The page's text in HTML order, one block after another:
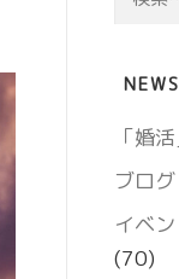
「婚
ブログ
イベ
(70)